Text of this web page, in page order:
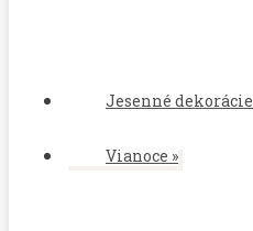
Jesenné dekorácie
Vianoce »